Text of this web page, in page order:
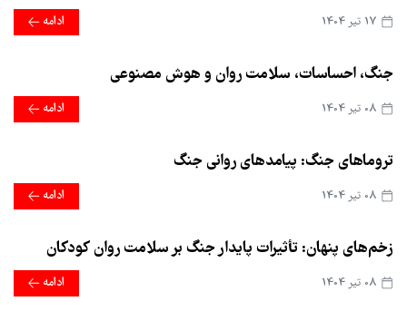
ادامه
جنگ، احساسات، سلامت روان و هوش مصنوعی
ادامه
تروماهای جنگ: پیامدهای روانی جنگ
ادامه
زخم‌های پنهان: تأثیرات پایدار جنگ بر سلامت روان کودکان
ادامه